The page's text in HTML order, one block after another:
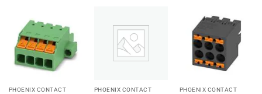
PHOENIX CONTACT PHOENIX CONTACT PHOENIX CONTACT